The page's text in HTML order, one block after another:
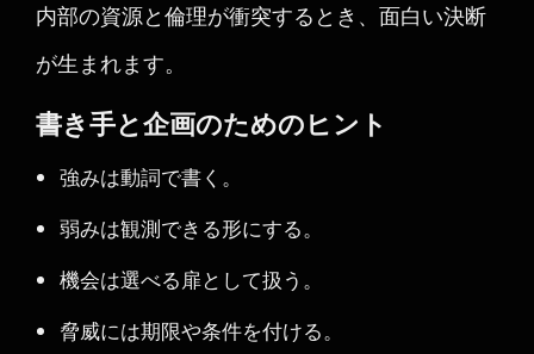
内部の資源と倫理が衝突するとき、面白い決断
が生まれます。
書き手と企画のためのヒント
強みは動詞で書く。
弱みは観測できる形にする。
機会は選べる扉として扱う。
脅威には期限や条件を付ける。